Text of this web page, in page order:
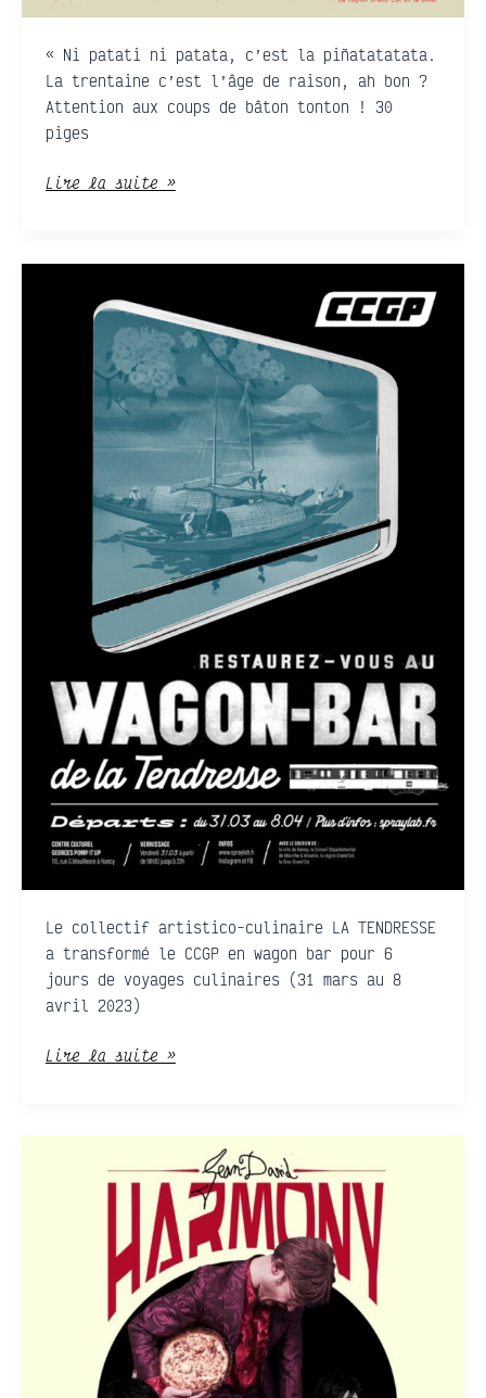
« Ni patati ni patata, c’est la piñatatatata.
La trentaine c’est l’âge de raison, ah bon ?
Attention aux coups de bâton tonton ! 30
piges
Lire la suite »
Le collectif artistico-culinaire LA TENDRESSE
a transformé le CCGP en wagon bar pour 6
jours de voyages culinaires (31 mars au 8
avril 2023)
Tendresse
Lire la suite »
KARAOQUICHE